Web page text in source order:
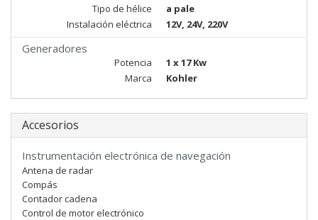
Tipo de hélice
a pale
Instalación eléctrica
12V, 24V, 220V
Generadores
Potencia
1 x 17 Kw
Marca
Kohler
Accesorios
Instrumentación electrónica de navegación
Antena de radar
Compás
Contador cadena
Control de motor electrónico